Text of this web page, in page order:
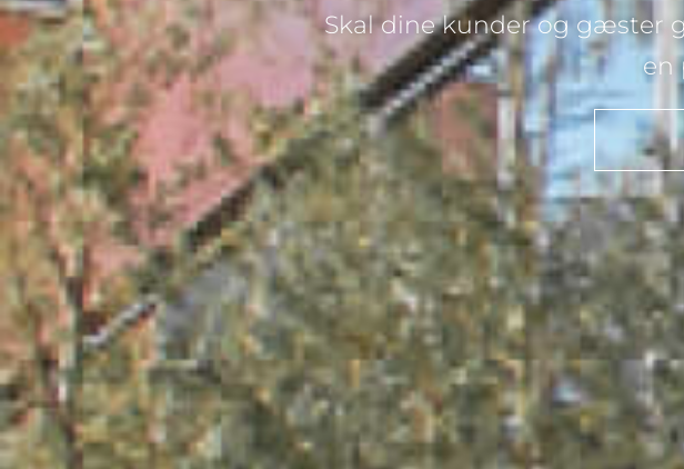
Skal dine kunder og gæster
en